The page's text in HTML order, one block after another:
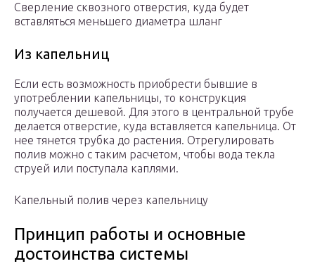
Сверление сквозного отверстия, куда будет
вставляться меньшего диаметра шланг
Из капельниц
Если есть возможность приобрести бывшие в
употреблении капельницы, то конструкция
получается дешевой. Для этого в центральной трубе
делается отверстие, куда вставляется капельница. От
нее тянется трубка до растения. Отрегулировать
полив можно с таким расчетом, чтобы вода текла
струей или поступала каплями.
Капельный полив через капельницу
Принцип работы и основные
достоинства системы